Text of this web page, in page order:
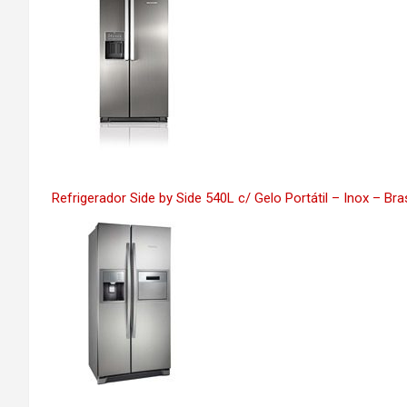
Refrigerador Side by Side 540L c/ Gelo Portátil – Inox –